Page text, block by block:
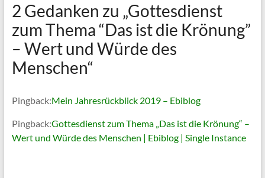
2 Gedanken zu „Gottesdienst
zum Thema “Das ist die Krönung”
– Wert und Würde des
Menschen“
Pingback:Mein Jahresrückblick 2019 – Ebiblog
Pingback:Gottesdienst zum Thema „Das ist die Krönung“ –
Wert und Würde des Menschen | Ebiblog | Single Instance